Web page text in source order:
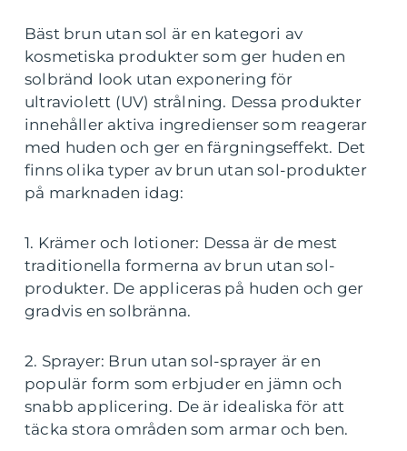
Bäst brun utan sol är en kategori av
kosmetiska produkter som ger huden en
solbränd look utan exponering för
ultraviolett (UV) strålning. Dessa produkter
innehåller aktiva ingredienser som reagerar
med huden och ger en färgningseffekt. Det
finns olika typer av brun utan sol-produkter
på marknaden idag:
1. Krämer och lotioner: Dessa är de mest
traditionella formerna av brun utan sol-
produkter. De appliceras på huden och ger
gradvis en solbränna.
2. Sprayer: Brun utan sol-sprayer är en
populär form som erbjuder en jämn och
snabb applicering. De är idealiska för att
täcka stora områden som armar och ben.